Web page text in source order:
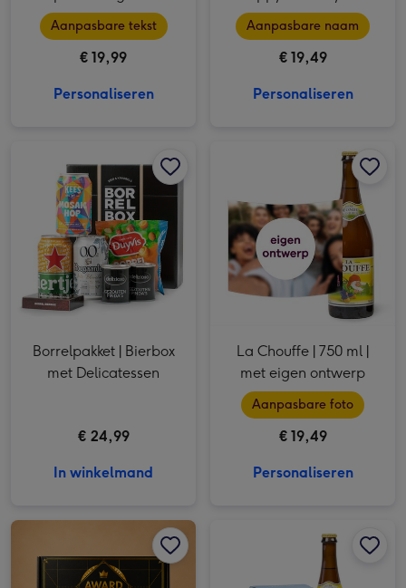
Aanpasbare tekst
€ 19,99
Personaliseren
eigen naam
Aanpasbare naam
€ 19,49
Personaliseren
Borrelpakket | Bierbox
met Delicatessen
€ 24,99
In winkelmand
La Chouffe | 750 ml |
met eigen ontwerp
Aanpasbare foto
€ 19,49
Personaliseren